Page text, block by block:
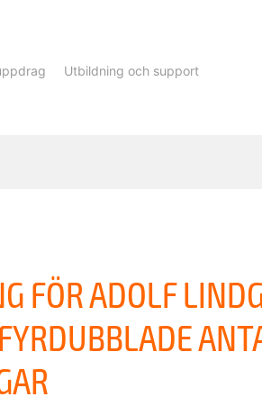
Utbildning och support
FÖR ADOLF